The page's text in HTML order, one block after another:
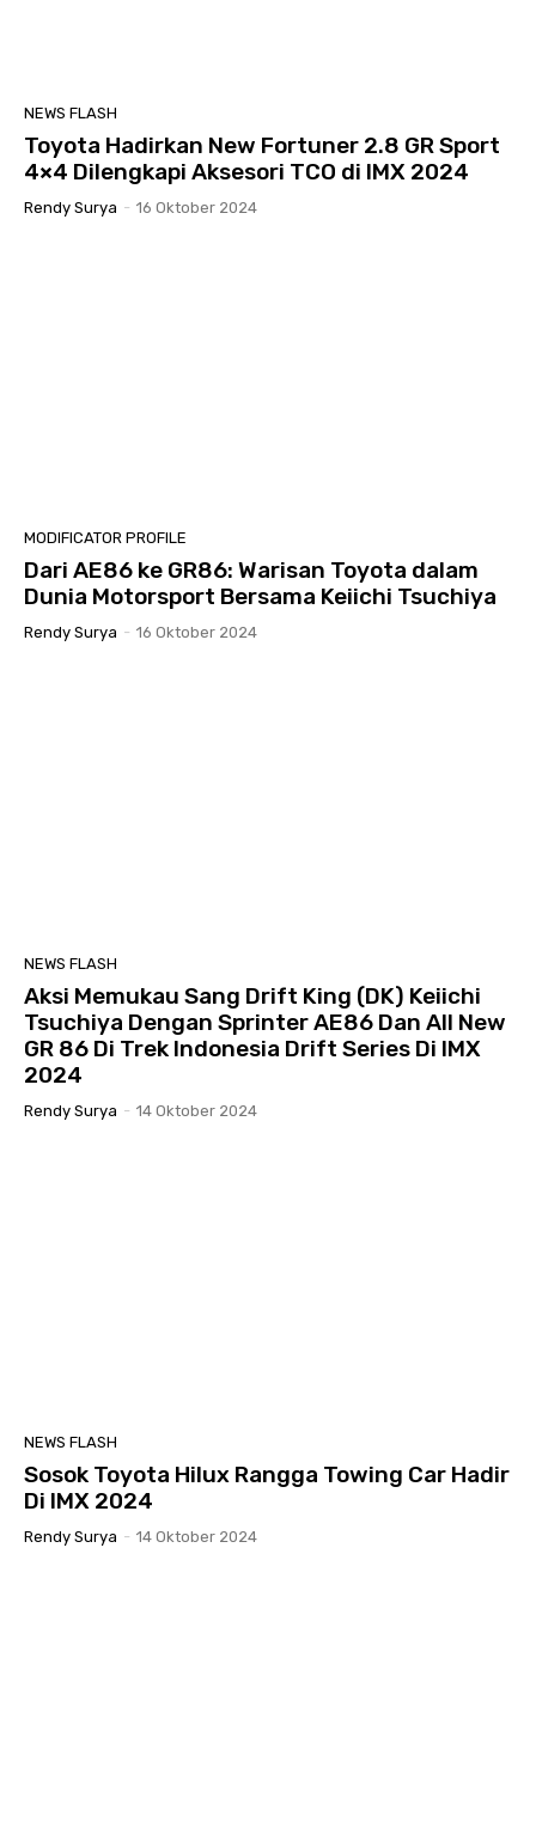
NEWS FLASH
Toyota Hadirkan New Fortuner 2.8 GR Sport
4×4 Dilengkapi Aksesori TCO di IMX 2024
Rendy Surya - 16 Oktober 2024
MODIFICATOR PROFILE
Dari AE86 ke GR86: Warisan Toyota dalam
Dunia Motorsport Bersama Keiichi Tsuchiya
Rendy Surya - 16 Oktober 2024
NEWS FLASH
Aksi Memukau Sang Drift King (DK) Keiichi
Tsuchiya Dengan Sprinter AE86 Dan All New
GR 86 Di Trek Indonesia Drift Series Di IMX
2024
Rendy Surya - 14 Oktober 2024
NEWS FLASH
Sosok Toyota Hilux Rangga Towing Car Hadir
Di IMX 2024
Rendy Surya - 14 Oktober 2024